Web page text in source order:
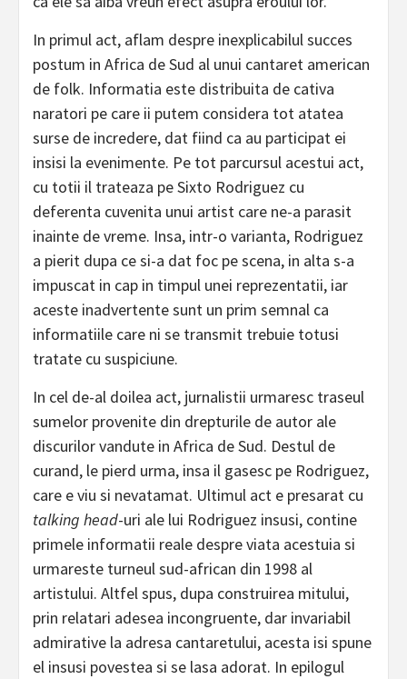
In primul act, aflam despre inexplicabilul succes
postum in Africa de Sud al unui cantaret american
de folk. Informatia este distribuita de cativa
naratori pe care ii putem considera tot atatea
surse de incredere, dat fiind ca au participat ei
insisi la evenimente. Pe tot parcursul acestui act,
cu totii il trateaza pe Sixto Rodriguez cu
deferenta cuvenita unui artist care ne-a parasit
inainte de vreme. Insa, intr-o varianta, Rodriguez
a pierit dupa ce si-a dat foc pe scena, in alta s-a
impuscat in cap in timpul unei reprezentatii, iar
aceste inadvertente sunt un prim semnal ca
informatiile care ni se transmit trebuie totusi
tratate cu suspiciune.
In cel de-al doilea act, jurnalistii urmaresc traseul
sumelor provenite din drepturile de autor ale
discurilor vandute in Africa de Sud. Destul de
curand, le pierd urma, insa il gasesc pe Rodriguez,
care e viu si nevatamat. Ultimul act e presarat cu
talking head-uri ale lui Rodriguez insusi, contine
primele informatii reale despre viata acestuia si
urmareste turneul sud-african din 1998 al
artistului. Altfel spus, dupa construirea mitului,
prin relatari adesea incongruente, dar invariabil
admirative la adresa cantaretului, acesta isi spune
el insusi povestea si se lasa adorat. In epilogul